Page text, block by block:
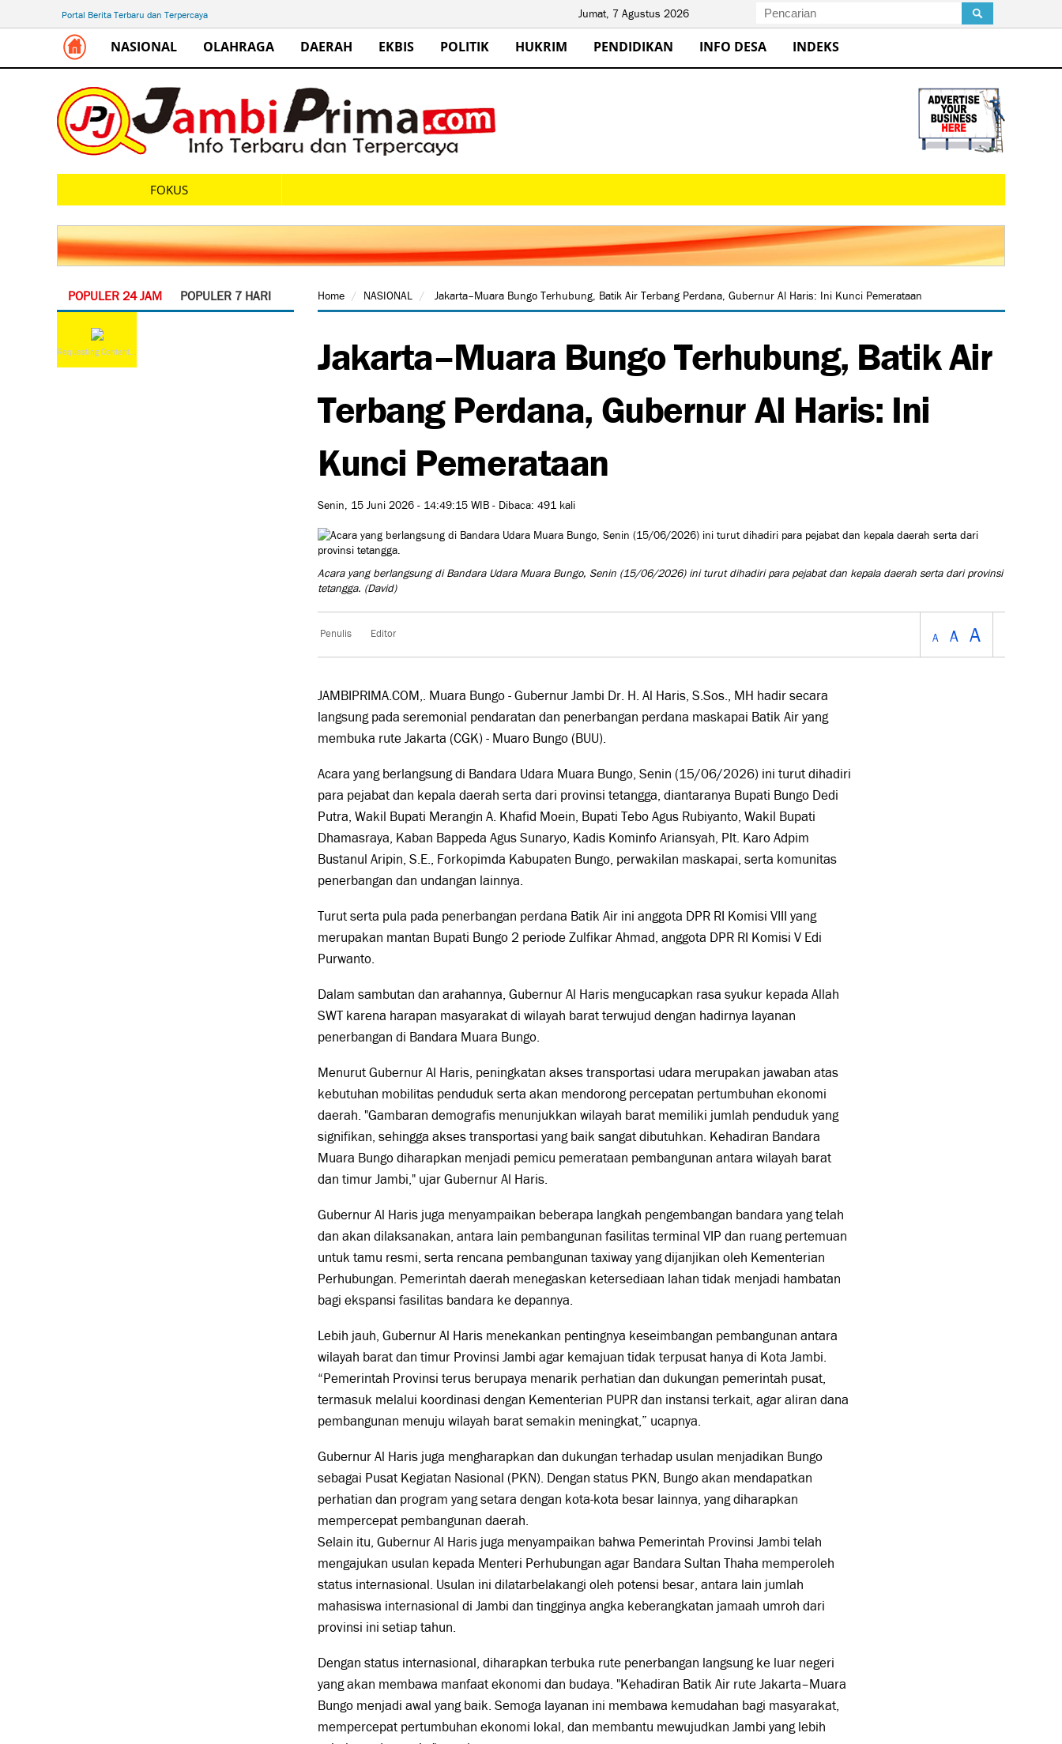
Portal Berita Terbaru dan Terpercaya Jumat, 7 Agustus 2026
NASIONAL OLAHRAGA DAERAH EKBIS POLITIK HUKRIM PENDIDIKAN INFO DESA INDEKS
FOKUS
POPULER 24 JAM POPULER 7 HARI
Requesting Content...
Home NASIONAL Jakarta–Muara Bungo Terhubung, Batik Air Terbang Perdana, Gubernur Al Haris: Ini Kunci Pemerataan
Jakarta–Muara Bungo Terhubung, Batik Air
Terbang Perdana, Gubernur Al Haris: Ini
Kunci Pemerataan
Senin, 15 Juni 2026 - 14:49:15 WIB - Dibaca: 491 kali
Acara yang berlangsung di Bandara Udara Muara Bungo, Senin (15/06/2026) ini turut dihadiri para pejabat dan kepala daerah serta dari provinsi
tetangga. (David)
Penulis Editor A A A
JAMBIPRIMA.COM,. Muara Bungo - Gubernur Jambi Dr. H. Al Haris, S.Sos., MH hadir secara
langsung pada seremonial pendaratan dan penerbangan perdana maskapai Batik Air yang
membuka rute Jakarta (CGK) - Muaro Bungo (BUU).
Acara yang berlangsung di Bandara Udara Muara Bungo, Senin (15/06/2026) ini turut dihadiri
para pejabat dan kepala daerah serta dari provinsi tetangga, diantaranya Bupati Bungo Dedi
Putra, Wakil Bupati Merangin A. Khafid Moein, Bupati Tebo Agus Rubiyanto, Wakil Bupati
Dhamasraya, Kaban Bappeda Agus Sunaryo, Kadis Kominfo Ariansyah, Plt. Karo Adpim
Bustanul Aripin, S.E., Forkopimda Kabupaten Bungo, perwakilan maskapai, serta komunitas
penerbangan dan undangan lainnya.
Turut serta pula pada penerbangan perdana Batik Air ini anggota DPR RI Komisi VIII yang
merupakan mantan Bupati Bungo 2 periode Zulfikar Ahmad, anggota DPR RI Komisi V Edi
Purwanto.
Dalam sambutan dan arahannya, Gubernur Al Haris mengucapkan rasa syukur kepada Allah
SWT karena harapan masyarakat di wilayah barat terwujud dengan hadirnya layanan
penerbangan di Bandara Muara Bungo.
Menurut Gubernur Al Haris, peningkatan akses transportasi udara merupakan jawaban atas
kebutuhan mobilitas penduduk serta akan mendorong percepatan pertumbuhan ekonomi
daerah. "Gambaran demografis menunjukkan wilayah barat memiliki jumlah penduduk yang
signifikan, sehingga akses transportasi yang baik sangat dibutuhkan. Kehadiran Bandara
Muara Bungo diharapkan menjadi pemicu pemerataan pembangunan antara wilayah barat
dan timur Jambi," ujar Gubernur Al Haris.
Gubernur Al Haris juga menyampaikan beberapa langkah pengembangan bandara yang telah
dan akan dilaksanakan, antara lain pembangunan fasilitas terminal VIP dan ruang pertemuan
untuk tamu resmi, serta rencana pembangunan taxiway yang dijanjikan oleh Kementerian
Perhubungan. Pemerintah daerah menegaskan ketersediaan lahan tidak menjadi hambatan
bagi ekspansi fasilitas bandara ke depannya.
Lebih jauh, Gubernur Al Haris menekankan pentingnya keseimbangan pembangunan antara
wilayah barat dan timur Provinsi Jambi agar kemajuan tidak terpusat hanya di Kota Jambi.
“Pemerintah Provinsi terus berupaya menarik perhatian dan dukungan pemerintah pusat,
termasuk melalui koordinasi dengan Kementerian PUPR dan instansi terkait, agar aliran dana
pembangunan menuju wilayah barat semakin meningkat,” ucapnya.
Gubernur Al Haris juga mengharapkan dan dukungan terhadap usulan menjadikan Bungo
sebagai Pusat Kegiatan Nasional (PKN). Dengan status PKN, Bungo akan mendapatkan
perhatian dan program yang setara dengan kota-kota besar lainnya, yang diharapkan
mempercepat pembangunan daerah.
Selain itu, Gubernur Al Haris juga menyampaikan bahwa Pemerintah Provinsi Jambi telah
mengajukan usulan kepada Menteri Perhubungan agar Bandara Sultan Thaha memperoleh
status internasional. Usulan ini dilatarbelakangi oleh potensi besar, antara lain jumlah
mahasiswa internasional di Jambi dan tingginya angka keberangkatan jamaah umroh dari
provinsi ini setiap tahun.
Dengan status internasional, diharapkan terbuka rute penerbangan langsung ke luar negeri
yang akan membawa manfaat ekonomi dan budaya. "Kehadiran Batik Air rute Jakarta–Muara
Bungo menjadi awal yang baik. Semoga layanan ini membawa kemudahan bagi masyarakat,
mempercepat pertumbuhan ekonomi lokal, dan membantu mewujudkan Jambi yang lebih